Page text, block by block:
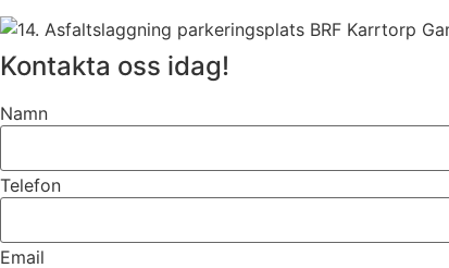
Kontakta oss idag!
Namn
Telefon
Email